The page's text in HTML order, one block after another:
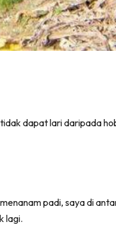
dapat lari daripada
padi, saya di
lagi.